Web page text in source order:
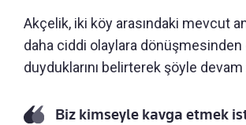
Akçelik, iki köy arasındaki mevcut
daha ciddi olaylara dönüşmesinden
duyduklarını belirterek şöyle
Biz kimseyle kavga etmek